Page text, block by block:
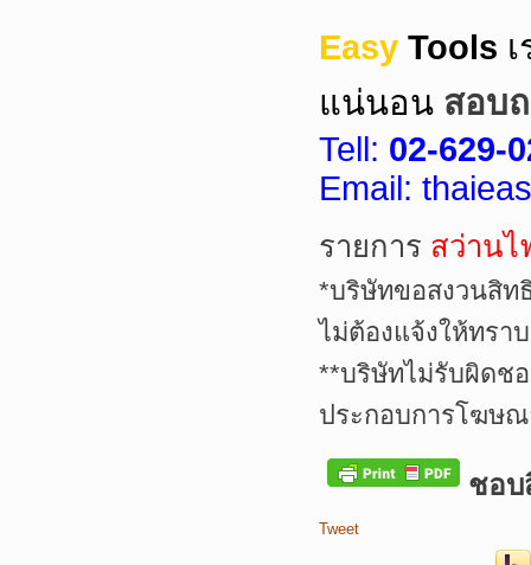
Easy Tools
แน่นอน สอบ
Tell: 02-629-
Email:
รายการ สว่านไ
*บริษัทขอสงวนสิท
ไม่ต้องแจ้งให้ทรา
**บริษัทไม่รับผิดช
ประกอบการโฆษ
ชอบ
Tweet